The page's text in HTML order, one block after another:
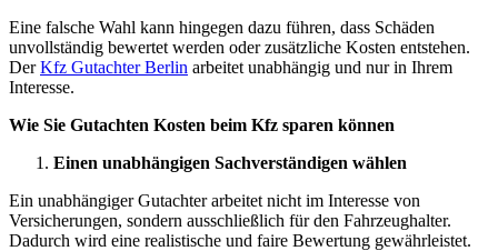
Eine falsche Wahl kann hingegen dazu führen, dass Schäden
unvollständig bewertet werden oder zusätzliche Kosten entstehen.
DerKfz Gutachter Berlin arbeitet unabhängig und nur in Ihrem
Interesse.
Wie Sie Gutachten Kosten beim Kfz sparen können
Einen unabhängigen Sachverständigen wählen
Ein unabhängiger Gutachter arbeitet nicht im Interesse von
Versicherungen, sondern ausschließlich für den Fahrzeughalter.
Dadurch wird eine realistische und faire Bewertung gewährleistet.